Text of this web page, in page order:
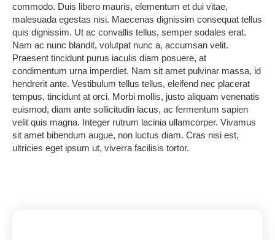
commodo. Duis libero mauris, elementum et dui vitae,
malesuada egestas nisi. Maecenas dignissim consequat tellus
quis dignissim. Ut ac convallis tellus, semper sodales erat.
Nam ac nunc blandit, volutpat nunc a, accumsan velit.
Praesent tincidunt purus iaculis diam posuere, at
condimentum urna imperdiet. Nam sit amet pulvinar massa, id
hendrerit ante. Vestibulum tellus tellus, eleifend nec placerat
tempus, tincidunt at orci. Morbi mollis, justo aliquam venenatis
euismod, diam ante sollicitudin lacus, ac fermentum sapien
velit quis magna. Integer rutrum lacinia ullamcorper. Vivamus
sit amet bibendum augue, non luctus diam. Cras nisi est,
ultricies eget ipsum ut, viverra facilisis tortor.